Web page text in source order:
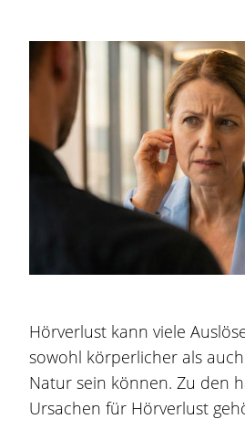
Hörverlust kann viele
sowohl körperlicher als
Natur sein können. Zu den
Ursachen für Hörverlust